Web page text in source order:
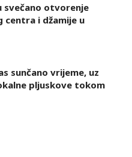
svečano otvorenje
centra i džamije u
sunčano vrijeme, uz
pljuskove tokom